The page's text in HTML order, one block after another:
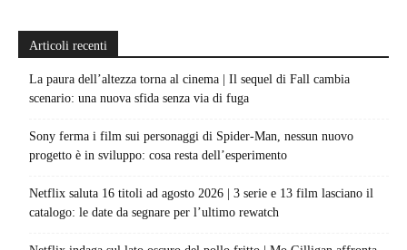
Articoli recenti
La paura dell’altezza torna al cinema | Il sequel di Fall cambia
scenario: una nuova sfida senza via di fuga
Sony ferma i film sui personaggi di Spider-Man, nessun nuovo
progetto è in sviluppo: cosa resta dell’esperimento
Netflix saluta 16 titoli ad agosto 2026 | 3 serie e 13 film lasciano il
catalogo: le date da segnare per l’ultimo rewatch